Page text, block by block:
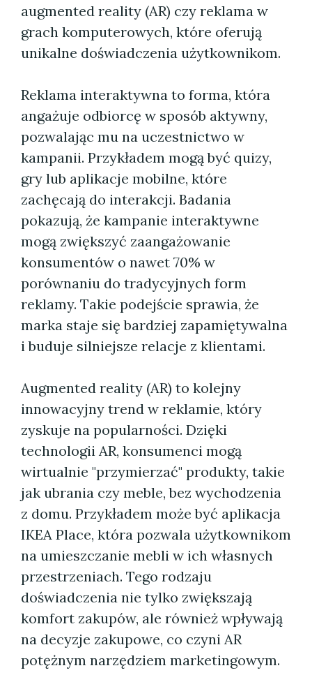
augmented reality (AR) czy reklama w
grach komputerowych, które oferują
unikalne doświadczenia użytkownikom.
Reklama interaktywna to forma, która
angażuje odbiorcę w sposób aktywny,
pozwalając mu na uczestnictwo w
kampanii. Przykładem mogą być quizy,
gry lub aplikacje mobilne, które
zachęcają do interakcji. Badania
pokazują, że kampanie interaktywne
mogą zwiększyć zaangażowanie
konsumentów o nawet 70% w
porównaniu do tradycyjnych form
reklamy. Takie podejście sprawia, że
marka staje się bardziej zapamiętywalna
i buduje silniejsze relacje z klientami.
Augmented reality (AR) to kolejny
innowacyjny trend w reklamie, który
zyskuje na popularności. Dzięki
technologii AR, konsumenci mogą
wirtualnie "przymierzać" produkty, takie
jak ubrania czy meble, bez wychodzenia
z domu. Przykładem może być aplikacja
IKEA Place, która pozwala użytkownikom
na umieszczanie mebli w ich własnych
przestrzeniach. Tego rodzaju
doświadczenia nie tylko zwiększają
komfort zakupów, ale również wpływają
na decyzje zakupowe, co czyni AR
potężnym narzędziem marketingowym.